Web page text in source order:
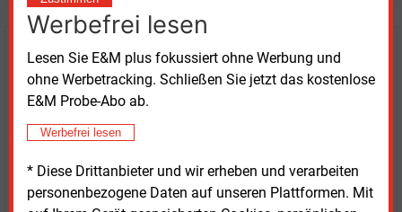
Werbefrei lesen
Lesen Sie E&M plus fokussiert ohne Werbung und
ohne Werbetracking. Schließen Sie jetzt das kostenlose
E&M Probe-Abo ab.
Werbefrei lesen
* Diese Drittanbieter und wir erheben und verarbeiten
personenbezogene Daten auf unseren Plattformen. Mit
Kaufen Sie den Artikel
erhalten Sie sofort diesen redaktionellen Beitrag für